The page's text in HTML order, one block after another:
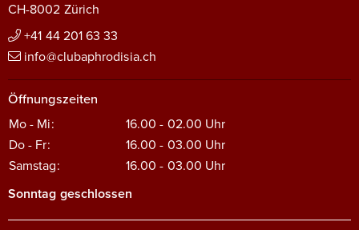
CH-8002 Zürich
+41 44 201 63 33
info@clubaphrodisia.ch
Öffnungszeiten
Mo - Mi:
16.00 - 02.00 Uhr
Do - Fr:
16.00 - 03.00 Uhr
Samstag:
16.00 - 03.00 Uhr
Sonntag geschlossen